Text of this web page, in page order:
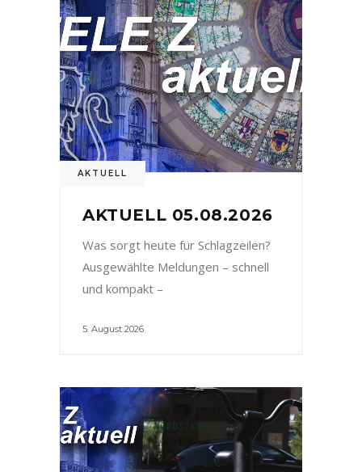
AKTUELL
AKTUELL 05.08.2026
Was sorgt heute für Schlagzeilen?
Ausgewählte Meldungen – schnell
und kompakt –
5. August 2026